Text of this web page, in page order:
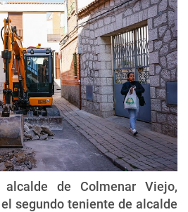
alcalde de Colmenar Viejo,
segundo teniente de alcalde